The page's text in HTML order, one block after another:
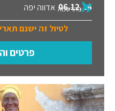
06.12.26 אדווה יפה בהרשמה
לטיול זה ישנם
פרטים